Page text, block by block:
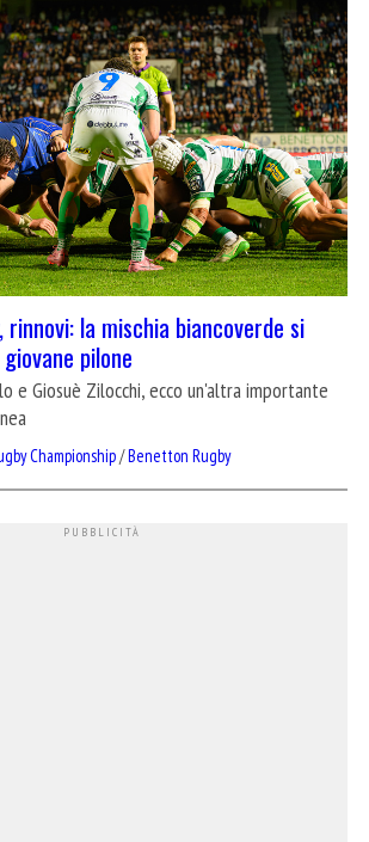
rinnovi: la mischia biancoverde si
pilone
e Giosuè Zilocchi, ecco un'altra importante
Championship/Benetton Rugby